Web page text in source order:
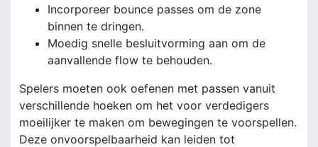
Incorporeer bounce passes om de zone
binnen te dringen.
Moedig snelle besluitvorming aan om de
aanvallende flow te behouden.
Spelers moeten ook oefenen met passen vanuit
verschillende hoeken om het voor verdedigers
moeilijker te maken om bewegingen te voorspellen.
Deze onvoorspelbaarheid kan leiden tot